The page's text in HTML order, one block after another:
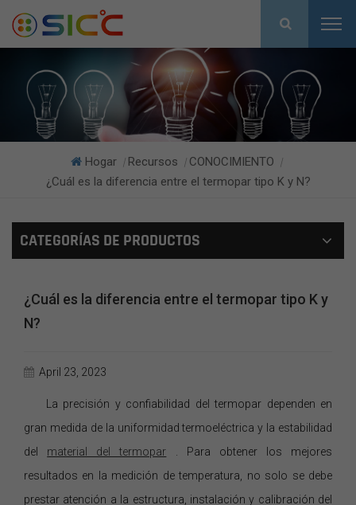
Hogar | Recursos | CONOCIMIENTO |
¿Cuál es la diferencia entre el termopar tipo K y N?
CATEGORÍAS DE PRODUCTOS
¿Cuál es la diferencia entre el termopar tipo K y
N?
April 23, 2023
La precisión y confiabilidad del termopar dependen en
gran medida de la uniformidad termoeléctrica y la estabilidad
del material del termopar
Para obtener los mejores
resultados en la medición de temperatura, no solo se debe
prestar atención a la estructura, instalación y calibración del